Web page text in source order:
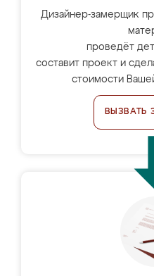
Дизайнер-замерщик
проведёт
составит проект и
стоимости
ВЫЗВАТЬ